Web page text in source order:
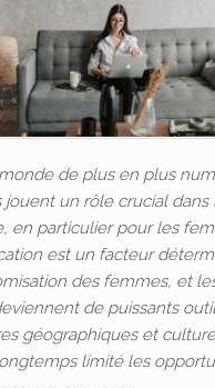
de plus en plus
jouent un rôle crucial dans
en particulier pour les
est un facteur
des femmes, et
de puissants
géographiques et
limité les